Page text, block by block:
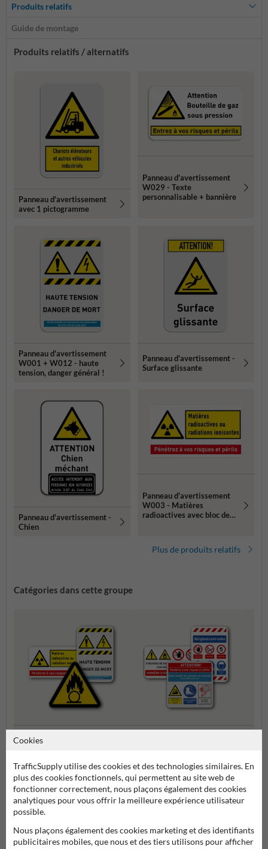
Produits relatifs
Guide de montage
Produits relatifs / alternatifs
Panneau d'avertissement
avec 1 pictogramme
Panneau d'avertissement
W029 - Texte
personnalisable + bannière
Panneau d'avertissement
W001 + W012 - haute
tension, danger général !
Panneau d'avertissement -
Surface glissante
Panneau d'avertissement -
Chien
Panneau d'avertissement
W003 - Matières
radioactives avec bloc de
Plus de produits relatifs
Catégories dans cette groupe
Panneaux d'avertissement
Pictogrammes et panneaux de sécurité
Cookies
TrafficSupply utilise des cookies et des technologies similaires. En
plus des cookies fonctionnels, qui permettent au site web de
fonctionner correctement, nous plaçons également des cookies
analytiques pour vous offrir la meilleure expérience utilisateur
possible.
Nous plaçons également des cookies marketing et des identifiants
publicitaires mobiles, que nous et des tiers utilisons pour afficher